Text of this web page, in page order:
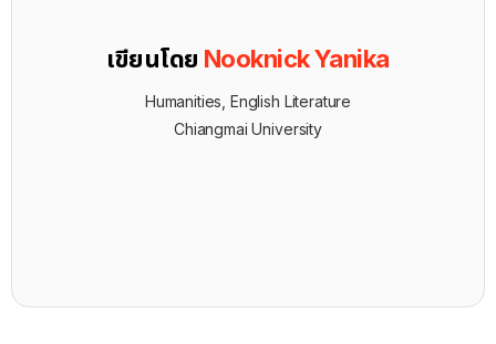
เขียนโดย Nooknick Yanika
Humanities, English Literature
Chiangmai University